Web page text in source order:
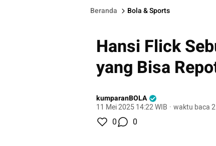
Beranda Bola & Sports
Hansi Flick
yang Bisa
kumparanBOLA
11 Mei 2025 14:22 WIB · waktu baca
0 0